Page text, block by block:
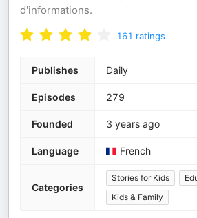
d'informations.
161 ratings
Publishes Daily
Episodes 279
Founded 3 years ago
Language French
Categories
Stories for Kids
Kids & Family